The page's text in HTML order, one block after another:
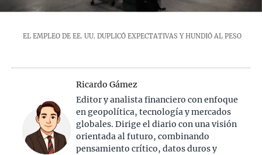
EL EMPLEO DE EE. UU. DUPLICÓ EXPECTATIVAS Y HUNDIÓ AL PESO
Ricardo Gámez
Editor y analista financiero con enfoque
en geopolítica, tecnología y mercados
globales. Dirige el diario con una visión
orientada al futuro, combinando
pensamiento crítico, datos duros y